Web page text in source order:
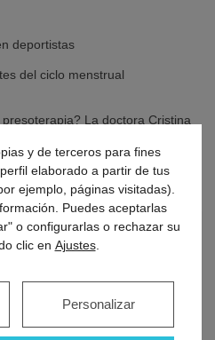
deportistas
del ciclo menstrual
La doctora Cristina
Sainz Arellano
2, 50006 Zaragoza
y de terceros para fines
elaborado a partir de tus
ejemplo, páginas visitadas).
Puedes aceptarlas
o configurarlas o rechazar su
clic en Ajustes.
Personalizar